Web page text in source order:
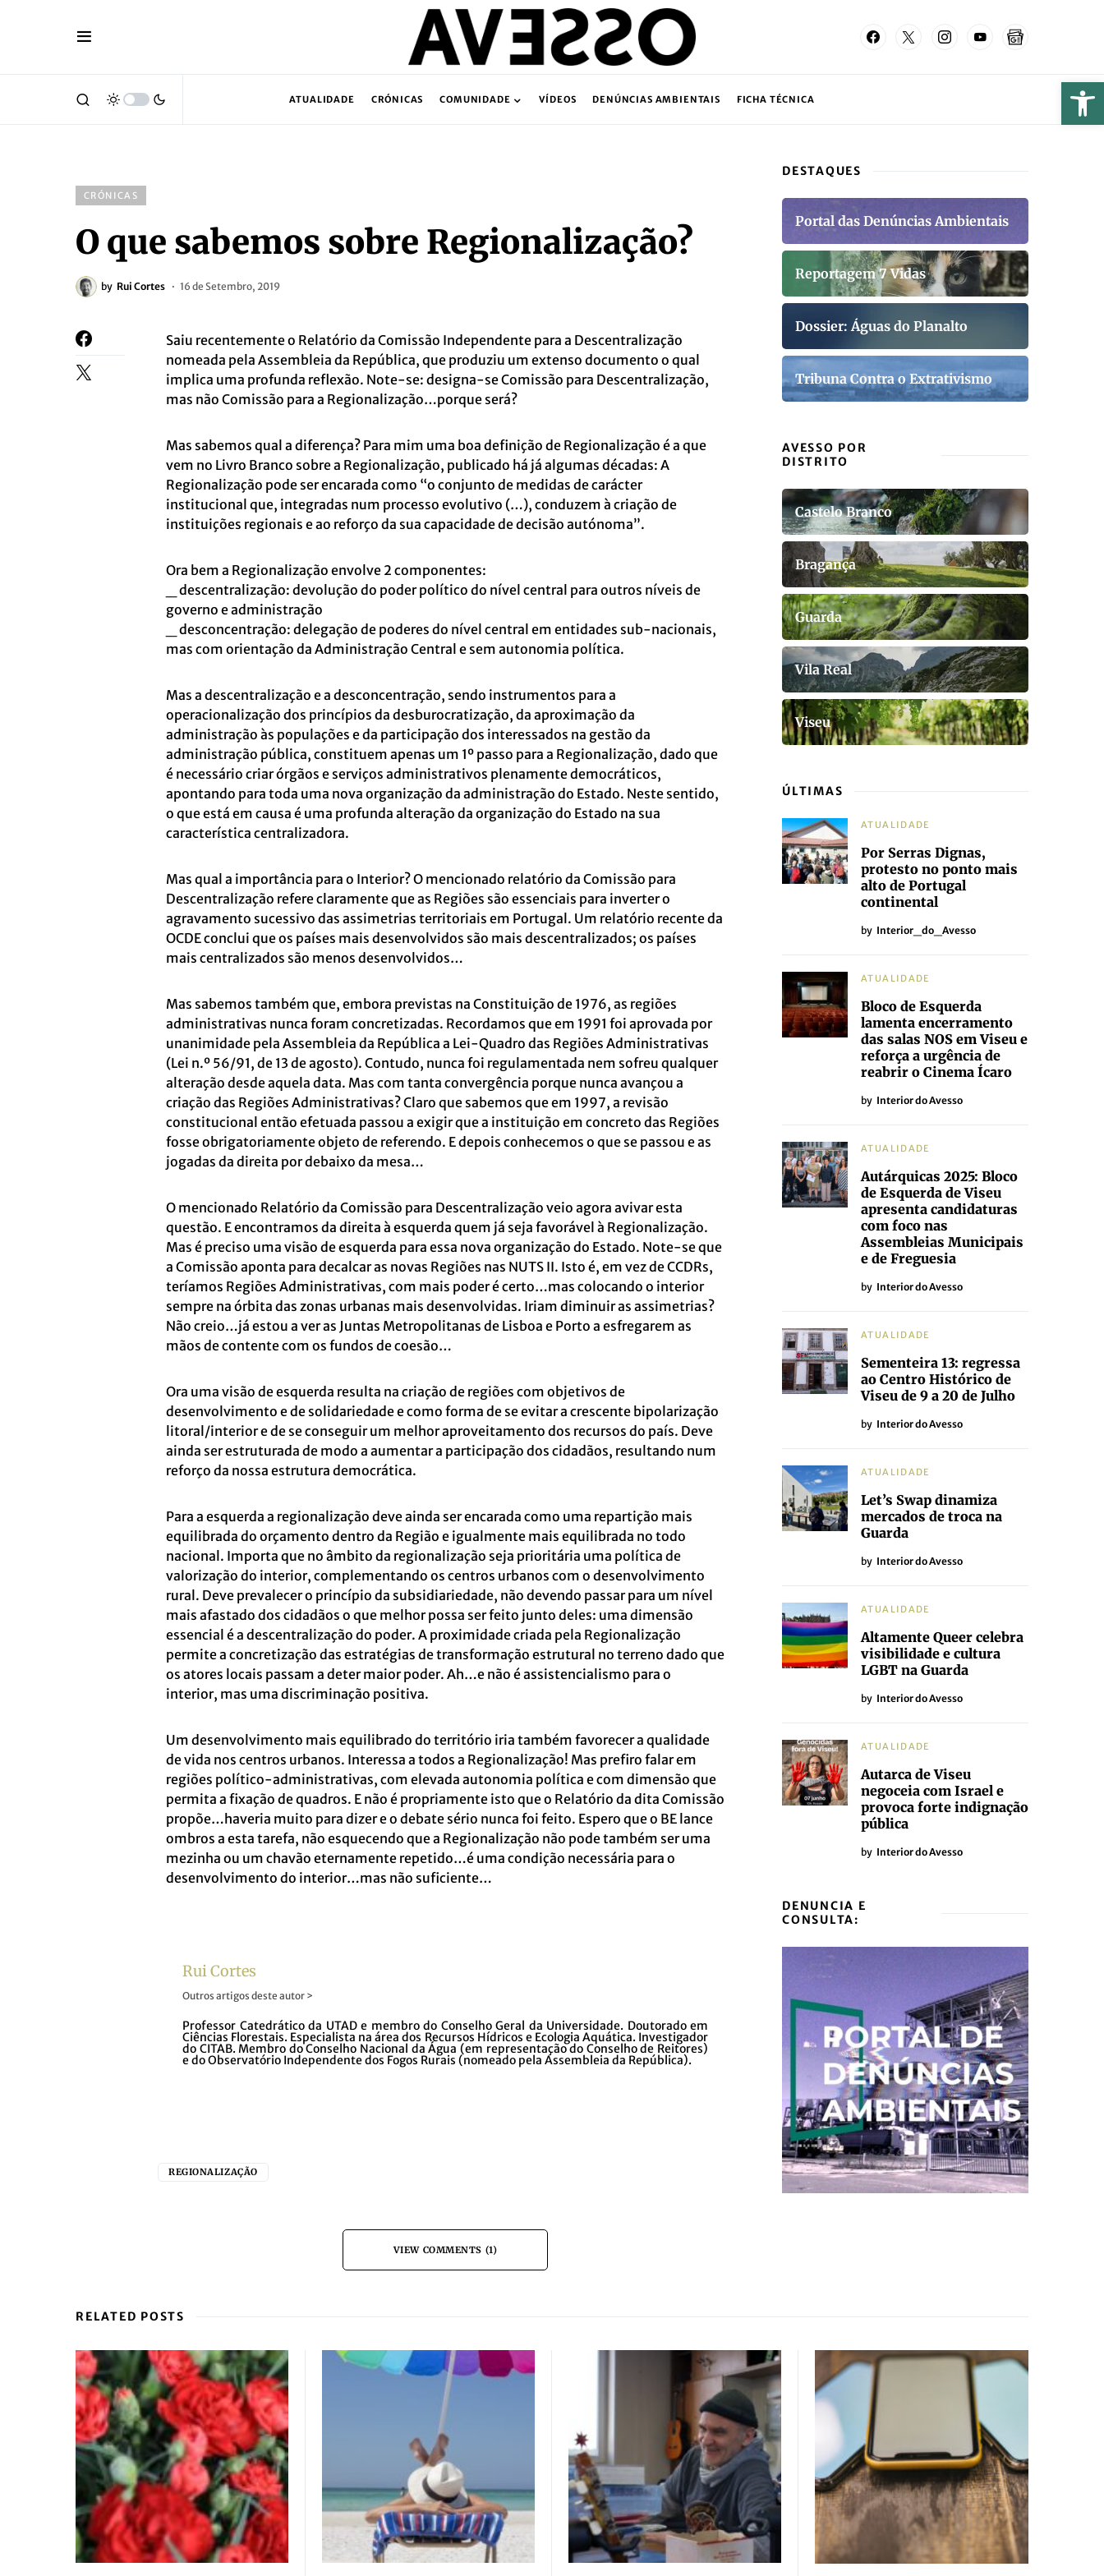
ATUALIDADE CRÓNICAS COMUNIDADE VÍDEOS DENÚNCIAS AMBIENTAIS FICHA TÉCNICA
CRÓNICAS
O que sabemos sobre Regionalização?
by Rui Cortes 16 de Setembro, 2019
Saiu recentemente o Relatório da Comissão Independente para a Descentralização
nomeada pela Assembleia da República, que produziu um extenso documento o qual
implica uma profunda reflexão. Note-se: designa-se Comissão para Descentralização,
mas não Comissão para a Regionalização…porque será?
Mas sabemos qual a diferença? Para mim uma boa definição de Regionalização é a que
vem no Livro Branco sobre a Regionalização, publicado há já algumas décadas: A
Regionalização pode ser encarada como “o conjunto de medidas de carácter
institucional que, integradas num processo evolutivo (…), conduzem à criação de
instituições regionais e ao reforço da sua capacidade de decisão autónoma”.
Ora bem a Regionalização envolve 2 componentes:
_ descentralização: devolução do poder político do nível central para outros níveis de
governo e administração
_ desconcentração: delegação de poderes do nível central em entidades sub-nacionais,
mas com orientação da Administração Central e sem autonomia política.
Mas a descentralização e a desconcentração, sendo instrumentos para a
operacionalização dos princípios da desburocratização, da aproximação da
administração às populações e da participação dos interessados na gestão da
administração pública, constituem apenas um 1º passo para a Regionalização, dado que
é necessário criar órgãos e serviços administrativos plenamente democráticos,
apontando para toda uma nova organização da administração do Estado. Neste sentido,
o que está em causa é uma profunda alteração da organização do Estado na sua
característica centralizadora.
Mas qual a importância para o Interior? O mencionado relatório da Comissão para
Descentralização refere claramente que as Regiões são essenciais para inverter o
agravamento sucessivo das assimetrias territoriais em Portugal. Um relatório recente da
OCDE conclui que os países mais desenvolvidos são mais descentralizados; os países
mais centralizados são menos desenvolvidos…
Mas sabemos também que, embora previstas na Constituição de 1976, as regiões
administrativas nunca foram concretizadas. Recordamos que em 1991 foi aprovada por
unanimidade pela Assembleia da República a Lei-Quadro das Regiões Administrativas
(Lei n.º 56/91, de 13 de agosto). Contudo, nunca foi regulamentada nem sofreu qualquer
alteração desde aquela data. Mas com tanta convergência porque nunca avançou a
criação das Regiões Administrativas? Claro que sabemos que em 1997, a revisão
constitucional então efetuada passou a exigir que a instituição em concreto das Regiões
fosse obrigatoriamente objeto de referendo. E depois conhecemos o que se passou e as
jogadas da direita por debaixo da mesa…
O mencionado Relatório da Comissão para Descentralização veio agora avivar esta
questão. E encontramos da direita à esquerda quem já seja favorável à Regionalização.
Mas é preciso uma visão de esquerda para essa nova organização do Estado. Note-se que
a Comissão aponta para decalcar as novas Regiões nas NUTS II. Isto é, em vez de CCDRs,
teríamos Regiões Administrativas, com mais poder é certo…mas colocando o interior
sempre na órbita das zonas urbanas mais desenvolvidas. Iriam diminuir as assimetrias?
Não creio…já estou a ver as Juntas Metropolitanas de Lisboa e Porto a esfregarem as
mãos de contente com os fundos de coesão…
Ora uma visão de esquerda resulta na criação de regiões com objetivos de
desenvolvimento e de solidariedade e como forma de se evitar a crescente bipolarização
litoral/interior e de se conseguir um melhor aproveitamento dos recursos do país. Deve
ainda ser estruturada de modo a aumentar a participação dos cidadãos, resultando num
reforço da nossa estrutura democrática.
Para a esquerda a regionalização deve ainda ser encarada como uma repartição mais
equilibrada do orçamento dentro da Região e igualmente mais equilibrada no todo
nacional. Importa que no âmbito da regionalização seja prioritária uma política de
valorização do interior, complementando os centros urbanos com o desenvolvimento
rural. Deve prevalecer o princípio da subsidiariedade, não devendo passar para um nível
mais afastado dos cidadãos o que melhor possa ser feito junto deles: uma dimensão
essencial é a descentralização do poder. A proximidade criada pela Regionalização
permite a concretização das estratégias de transformação estrutural no terreno dado que
os atores locais passam a deter maior poder. Ah…e não é assistencialismo para o
interior, mas uma discriminação positiva.
Um desenvolvimento mais equilibrado do território iria também favorecer a qualidade
de vida nos centros urbanos. Interessa a todos a Regionalização! Mas prefiro falar em
regiões político-administrativas, com elevada autonomia política e com dimensão que
permita a fixação de quadros. E não é propriamente isto que o Relatório da dita Comissão
propõe…haveria muito para dizer e o debate sério nunca foi feito. Espero que o BE lance
ombros a esta tarefa, não esquecendo que a Regionalização não pode também ser uma
mezinha ou um chavão eternamente repetido…é uma condição necessária para o
desenvolvimento do interior…mas não suficiente…
Rui Cortes
Outros artigos deste autor >
Professor Catedrático da UTAD e membro do Conselho Geral da Universidade. Doutorado em
Ciências Florestais. Especialista na área dos Recursos Hídricos e Ecologia Aquática. Investigador
do CITAB. Membro do Conselho Nacional da Água (em representação do Conselho de Reitores)
e do Observatório Independente dos Fogos Rurais (nomeado pela Assembleia da República).
REGIONALIZAÇÃO
VIEW COMMENTS (1)
DESTAQUES
Portal das Denúncias Ambientais
Reportagem 7 Vidas
Dossier: Águas do Planalto
Tribuna Contra o Extrativismo
AVESSO POR
DISTRITO
Castelo Branco
Bragança
Guarda
Vila Real
Viseu
ÚLTIMAS
ATUALIDADE
Por Serras Dignas,
protesto no ponto mais
alto de Portugal
continental
by Interior_do_Avesso
ATUALIDADE
Bloco de Esquerda
lamenta encerramento
das salas NOS em Viseu e
reforça a urgência de
reabrir o Cinema Ícaro
by Interior do Avesso
ATUALIDADE
Autárquicas 2025: Bloco
de Esquerda de Viseu
apresenta candidaturas
com foco nas
Assembleias Municipais
e de Freguesia
by Interior do Avesso
ATUALIDADE
Sementeira 13: regressa
ao Centro Histórico de
Viseu de 9 a 20 de Julho
by Interior do Avesso
ATUALIDADE
Let’s Swap dinamiza
mercados de troca na
Guarda
by Interior do Avesso
ATUALIDADE
Altamente Queer celebra
visibilidade e cultura
LGBT na Guarda
by Interior do Avesso
ATUALIDADE
Autarca de Viseu
negoceia com Israel e
provoca forte indignação
pública
by Interior do Avesso
DENUNCIA E
CONSULTA:
RELATED POSTS